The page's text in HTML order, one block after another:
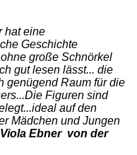
hat eine
Geschichte
große Schnörkel
gut lesen lässt... die
genügend Raum für die
Figuren sind
auf den
Mädchen und Jungen
Viola Ebner von der